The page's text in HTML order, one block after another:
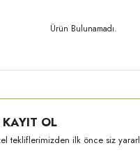
Ürün Bulunamadı.
KAYIT OL
tekliflerimizden ilk önce siz